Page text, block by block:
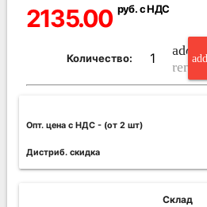
2135.00 руб. с НДС
Количество:
Опт. цена c НДС - (от 2 шт)
Дистриб. скидка
Склад